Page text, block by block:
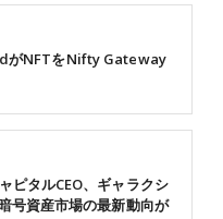
ピタルCEO、ギャラクシ
号資産市場の最新動向が
がNFTをNifty Gateway